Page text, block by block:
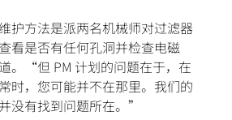
护方法是派两名机械师对过滤器
看是否有任何孔洞并检查电磁
。“但 PM 计划的问题在于，在
时，您可能并不在那里。我们的
没有找到问题所在。”